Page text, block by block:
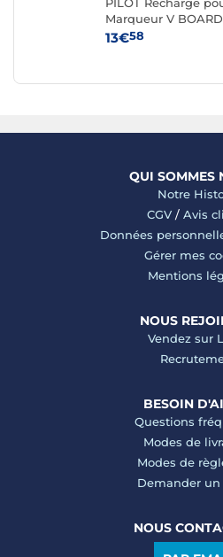
PILOT Recharge
Marqueur V
Rouge x 12
13€58
QUI SOMMES
Notre
CGV/ Avis
Données
Gérer mes
Mentions
NOUS
Vendez sur
BESOIN
Questions
Modes de
Modes de
Demander
NOUS